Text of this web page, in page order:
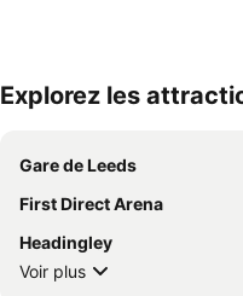
Explorez les
Gare de Leeds
First Direct Arena
Headingley
Voir plus